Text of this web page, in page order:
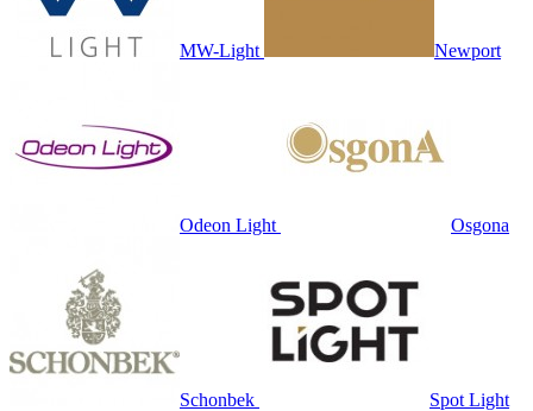
MW-Light Newport
Odeon Light Osgona
Schonbek Spot Light